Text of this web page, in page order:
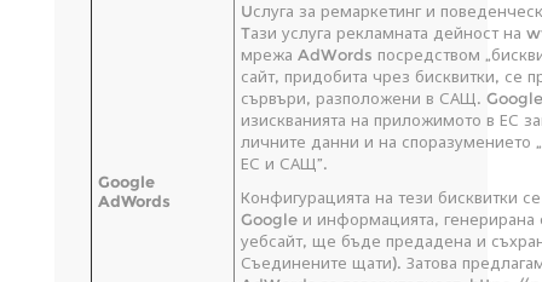
Google
AdWords
Uслуга за ремаркетинг и
Tази услуга рекламната дейност на
мрежа AdWords посредством
сайт, придобита чрез бисквитки, се
сървъри, разположени в САЩ. Google
изискванията на приложимото в ЕС
личните данни и на
ЕС и САЩ”.
Конфигурацията на тези бисквитки
Google и информацията, генерирана
уебсайт, ще бъде предадена и
Съединените щати). Затова